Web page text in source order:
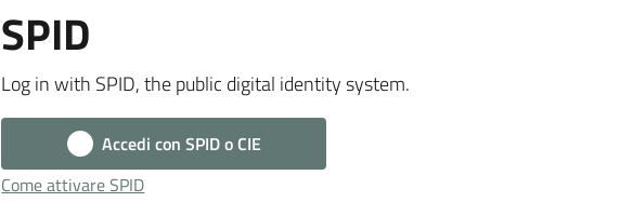
SPID
Log in with SPID, the public digital identity system.
Accedi con SPID o CIE
Come attivare SPID